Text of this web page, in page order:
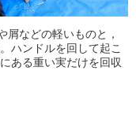
屑などの軽いものと，
ハンドルを回して起こ
ある重い実だけを回収